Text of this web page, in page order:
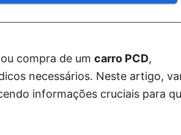
compra de um carro PCD,
necessários. Neste artigo,
informações cruciais para